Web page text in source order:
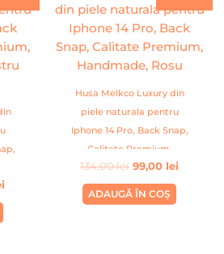
este:
79,99 lei.
Husa Melkco Luxury din
piele naturala pentru
Iphone 14 Pro, Back Snap,
Calitate Premium,
Handmade, Rosu
134,00lei
a
fost:
134,00 lei.
99,00 lei
este:
99,00
ADAUGĂ ÎN COȘ